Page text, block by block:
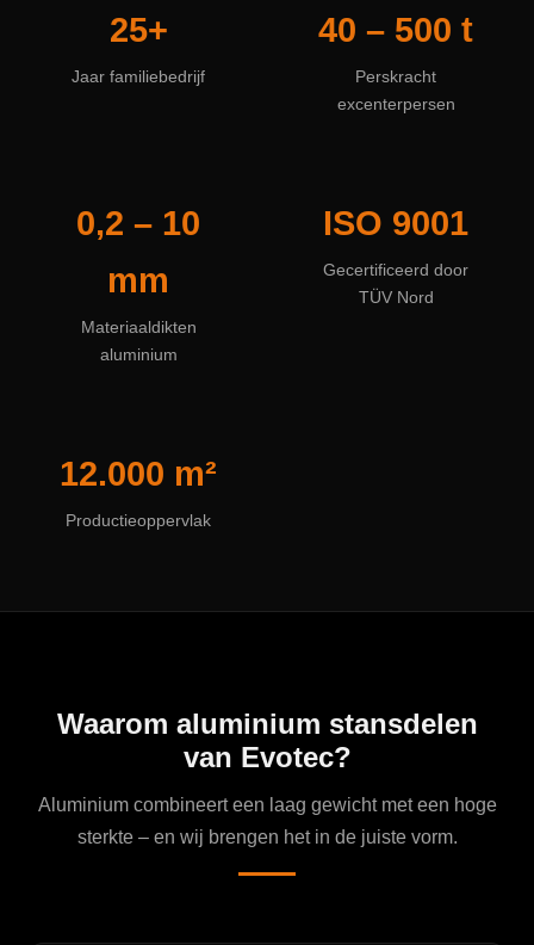
25+
Jaar familiebedrijf
40 – 500 t
Perskracht
excenterpersen
0,2 – 10
mm
Materiaaldikten
aluminium
ISO 9001
Gecertificeerd door
TÜV Nord
12.000 m²
Productieoppervlak
Waarom aluminium stansdelen
van Evotec?
Aluminium combineert een laag gewicht met een hoge
sterkte – en wij brengen het in de juiste vorm.